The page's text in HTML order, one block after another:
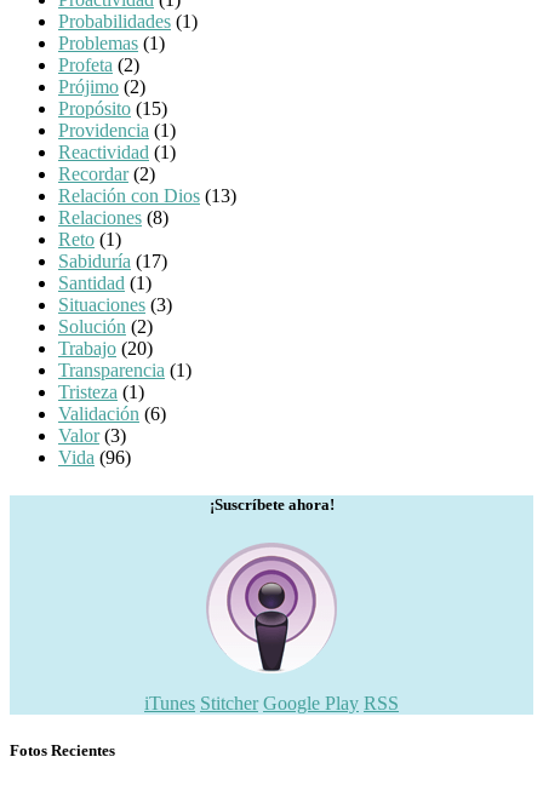
Probabilidades (1)
Problemas (1)
Profeta (2)
Prójimo (2)
Propósito (15)
Providencia (1)
Reactividad (1)
Recordar(2)
Relación con Dios (13)
Relaciones (8)
Reto (1)
Sabiduría (17)
Santidad (1)
Situaciones (3)
Solución (2)
Trabajo (20)
Transparencia (1)
Tristeza (1)
Validación (6)
Valor(3)
Vida (96)
¡Suscríbete ahora!
iTunes Stitcher Google Play RSS
Fotos Recientes